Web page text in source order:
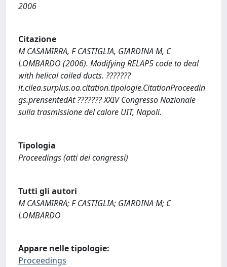
2006
Citazione
M CASAMIRRA, F CASTIGLIA, GIARDINA M, C
LOMBARDO (2006). Modifying RELAP5 code to deal
with helical coiled ducts. ???????
it.cilea.surplus.oa.citation.tipologie.CitationProceedin
gs.prensentedAt ??????? XXIV Congresso Nazionale
sulla trasmissione del calore UIT, Napoli.
Tipologia
Proceedings (atti dei congressi)
Tutti gli autori
M CASAMIRRA; F CASTIGLIA; GIARDINA M; C
LOMBARDO
Appare nelle tipologie:
Proceedings